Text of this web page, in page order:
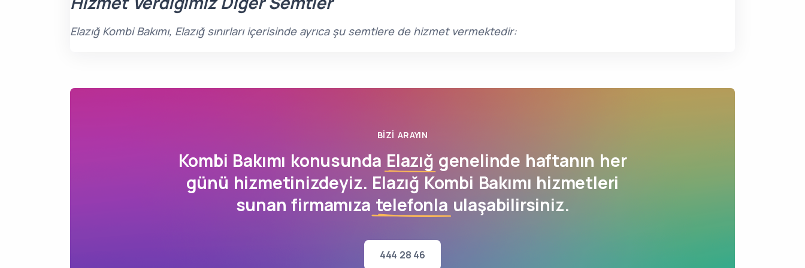
Elazığ Kombi Bakımı, Elazığ sınırları içerisinde ayrıca şu semtlere de hizmet vermektedir:
BIZI ARAYIN
Kombi Bakımı konusunda Elazığ genelinde haftanın her
günü hizmetinizdeyiz. Elazığ Kombi Bakımı hizmetleri
sunan firmamıza telefonla ulaşabilirsiniz.
444 28 46